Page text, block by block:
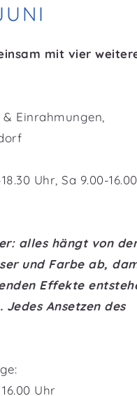
mit vier
Einrahmungen,
Uhr, Sa 9.00-16.00
alles hängt von der
und Farbe ab,
Effekte
Jedes Ansetzen des
Uhr